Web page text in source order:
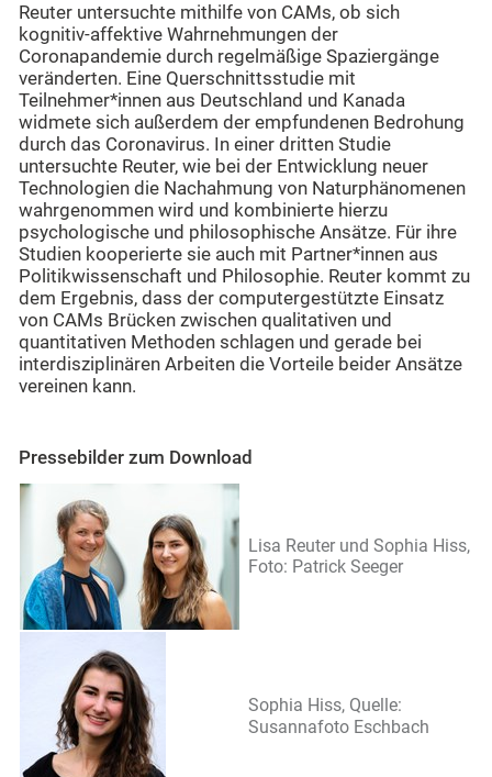
Reuter untersuchte mithilfe von CAMs, ob sich
kognitiv-affektive Wahrnehmungen der
Coronapandemie durch regelmäßige Spaziergänge
veränderten. Eine Querschnittsstudie mit
Teilnehmer*innen aus Deutschland und Kanada
widmete sich außerdem der empfundenen Bedrohung
durch das Coronavirus. In einer dritten Studie
untersuchte Reuter, wie bei der Entwicklung neuer
Technologien die Nachahmung von Naturphänomenen
wahrgenommen wird und kombinierte hierzu
psychologische und philosophische Ansätze. Für ihre
Studien kooperierte sie auch mit Partner*innen aus
Politikwissenschaft und Philosophie. Reuter kommt zu
dem Ergebnis, dass der computergestützte Einsatz
von CAMs Brücken zwischen qualitativen und
quantitativen Methoden schlagen und gerade bei
interdisziplinären Arbeiten die Vorteile beider Ansätze
vereinen kann.
Pressebilder zum Download
Lisa Reuter und Sophia Hiss,
Foto: Patrick Seeger
Sophia Hiss, Quelle:
Susannafoto Eschbach